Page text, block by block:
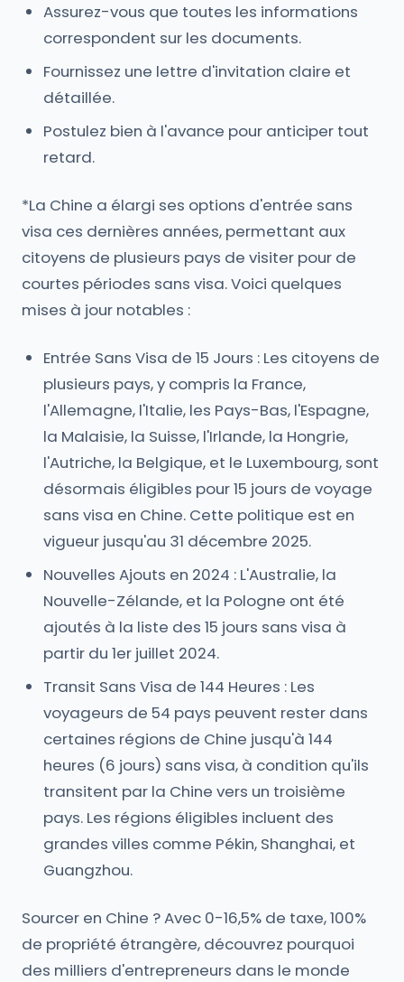
Assurez-vous que toutes les informations
correspondent sur les documents.
Fournissez une lettre d'invitation claire et
détaillée.
Postulez bien à l'avance pour anticiper tout
retard.
*La Chine a élargi ses options d'entrée sans
visa ces dernières années, permettant aux
citoyens de plusieurs pays de visiter pour de
courtes périodes sans visa. Voici quelques
mises à jour notables :
Entrée Sans Visa de 15 Jours : Les citoyens de
plusieurs pays, y compris la France,
l'Allemagne, l'Italie, les Pays-Bas, l'Espagne,
la Malaisie, la Suisse, l'Irlande, la Hongrie,
l'Autriche, la Belgique, et le Luxembourg, sont
désormais éligibles pour 15 jours de voyage
sans visa en Chine. Cette politique est en
vigueur jusqu'au 31 décembre 2025.
Nouvelles Ajouts en 2024 : L'Australie, la
Nouvelle-Zélande, et la Pologne ont été
ajoutés à la liste des 15 jours sans visa à
partir du 1er juillet 2024.
Transit Sans Visa de 144 Heures : Les
voyageurs de 54 pays peuvent rester dans
certaines régions de Chine jusqu'à 144
heures (6 jours) sans visa, à condition qu'ils
transitent par la Chine vers un troisième
pays. Les régions éligibles incluent des
grandes villes comme Pékin, Shanghai, et
Guangzhou.
Sourcer en Chine ? Avec 0-16,5% de taxe, 100%
de propriété étrangère, découvrez pourquoi
des milliers d'entrepreneurs dans le monde